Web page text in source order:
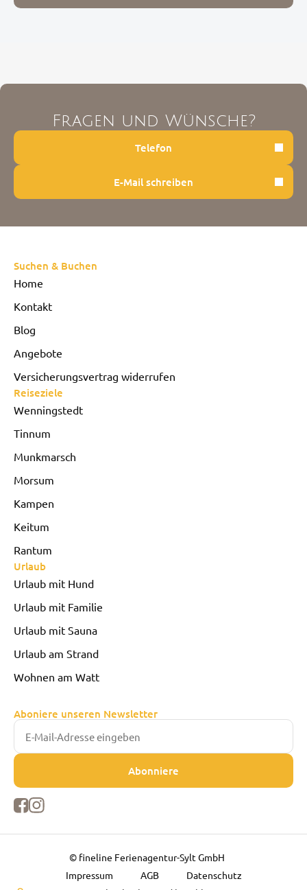
Fragen und Wünsche?
Telefon
E-Mail schreiben
Suchen & Buchen
Home
Kontakt
Blog
Angebote
Versicherungsvertrag widerrufen
Reiseziele
Wenningstedt
Tinnum
Munkmarsch
Morsum
Kampen
Keitum
Rantum
Urlaub
Urlaub mit Hund
Urlaub mit Familie
Urlaub mit Sauna
Urlaub am Strand
Wohnen am Watt
Aboniere unseren Newsletter
© fineline Ferienagentur-Sylt GmbH
Impressum
AGB
Datenschutz